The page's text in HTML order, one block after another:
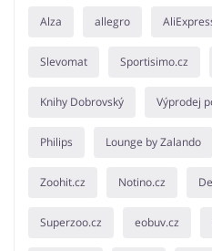
Alza allegro
Slevomat Sportisimo.cz
Knihy Dobrovský Výprodej
Philips Lounge by Zalando
Zoohit.cz Notino.cz
Superzoo.cz eobuv.cz